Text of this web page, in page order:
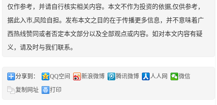
仅作参考，并请自行核实相关内容。本文不作为投资的依据,仅供参考，
据此入市,风险自担。发布本文之目的在于传播更多信息，并不意味着广
西热线赞同或者否定本文部分以及全部观点或内容。如对本文内容有疑
义，请及时与我们联系。
分享到： QQ空间 新浪微博 腾讯微博 人人网
微信
复制网址
打印